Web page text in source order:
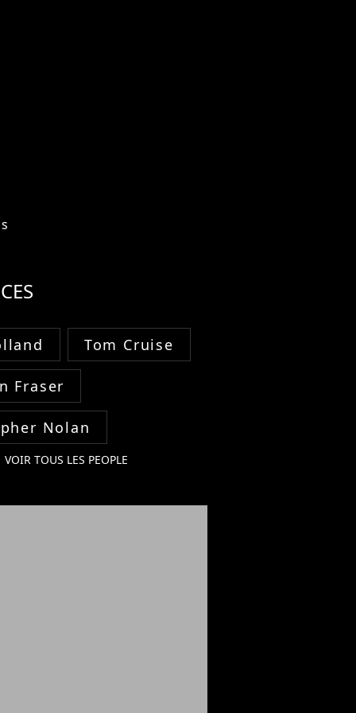
Tom Cruise
Fraser
Nolan
VOIR TOUS LES PEOPLE